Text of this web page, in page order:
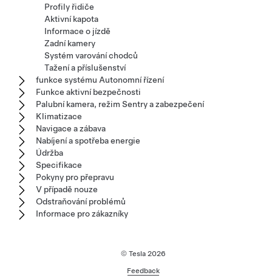
Profily řidiče
Aktivní kapota
Informace o jízdě
Zadní kamery
Systém varování chodců
Tažení a příslušenství
funkce systému Autonomní řízení
Funkce aktivní bezpečnosti
Palubní kamera, režim Sentry a zabezpečení
Klimatizace
Navigace a zábava
Nabíjení a spotřeba energie
Údržba
Specifikace
Pokyny pro přepravu
V případě nouze
Odstraňování problémů
Informace pro zákazníky
© Tesla 2026
Feedback